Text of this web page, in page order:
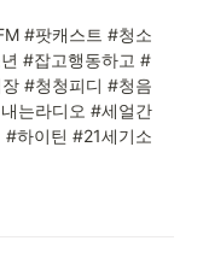
#팟캐스트 #청소
#잡고행동하고 #
#청청피디 #청음
는라디오 #세얼간
하이틴 #21세기소